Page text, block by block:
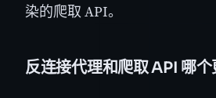
染的爬取 API。
反连接代理和爬取 API 哪个